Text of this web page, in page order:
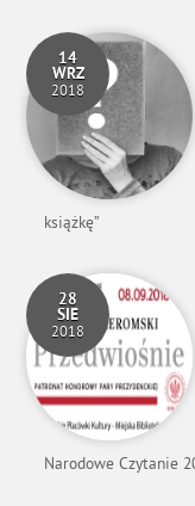
książkę”
14
WRZ
2018
Narodowe Czytanie
28
SIE
2018